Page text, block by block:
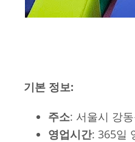
기본 정보:
주소: 서울시 강
영업시간: 365일